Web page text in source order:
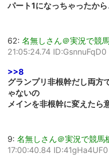
パート1になっちゃったか
62: 名無しさん＠実況で競
21:05:24.74 ID:GsnnuFqD0
>>8
グランプリ非根幹だし両方
ゃないの
メインを非根幹に変えたら
9: 名無しさん＠実況で競馬
17:00:40.84 ID:41gHa4UF0